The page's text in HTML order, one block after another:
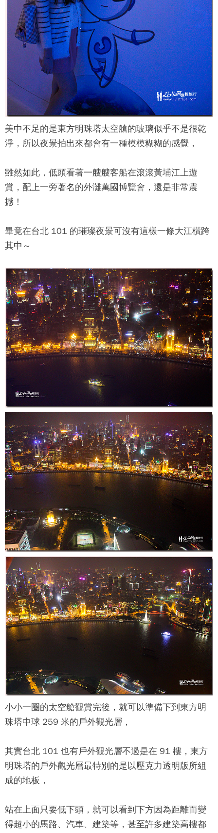
美中不足的是東方明珠塔太空艙的玻璃似乎不是很乾
淨，所以夜景拍出來都會有一種模模糊糊的感覺，
雖然如此，低頭看著一艘艘客船在滾滾黃埔江上遊
賞，配上一旁著名的外灘萬國博覽會，還是非常震
撼！
畢竟在台北 101 的璀璨夜景可沒有這樣一條大江橫跨
其中～
小小一圈的太空艙觀賞完後，就可以準備下到 東方明
珠塔中球 259 米的戶外觀光層，
其實台北 101 也有戶外觀光層不過是在 91 樓， 東方
明珠塔的戶外觀光層最特別的是以壓克力透明版所組
成的地板，
站在上面只要低下頭，就可以看到下方因為距離而變
得超小的馬路、汽車、建築等，甚至許多建築高樓都